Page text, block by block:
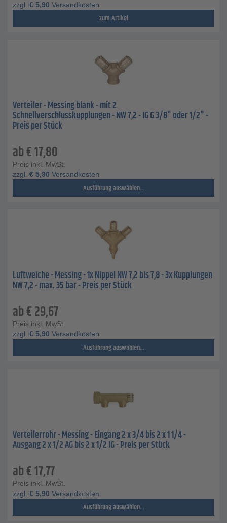
zzgl. € 5,90 Versandkosten
zum Artikel
Verteiler - Messing blank - mit 2
Schnellverschlusskupplungen - NW 7,2 - IG G 3/8" oder 1/2" -
Preis per Stück
ab€17,80
Preis inkl. MwSt.
zzgl. € 5,90 Versandkosten
Ausführung auswählen...
Luftweiche - Messing - 1x Nippel NW 7,2 bis 7,8 - 3x Kupplungen
NW 7,2 - max. 35 bar - Preis per Stück
ab€29,67
Preis inkl. MwSt.
zzgl. € 5,90 Versandkosten
Ausführung auswählen...
Verteilerrohr - Messing - Eingang 2 x 3/4 bis 2 x 1 1/4 -
Ausgang 2 x 1/2 AG bis 2 x 1/2 IG - Preis per Stück
ab€17,77
Preis inkl. MwSt.
zzgl. € 5,90 Versandkosten
Ausführung auswählen...